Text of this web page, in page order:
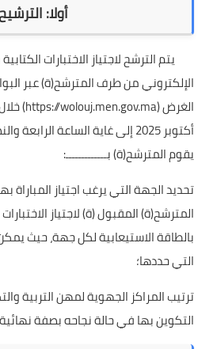
أولا:
يتم الترشح لاجتياز الاختبارات
الإلكتروني من طرف المترشح(ة) عبر
يقوم المترشح(ة) بـــــــــــــ:
تحديد الجهة التي يرغب اجتياز المباراة
المترشح(ة) المقبول (ة) لاجتياز
بالطاقة الاستيعابية لكل جهة، حيث
التي حددها؛
ترتيب المراكز الجهوية لمهن التربية
التكوين بها في حالة نجاحه بصفة